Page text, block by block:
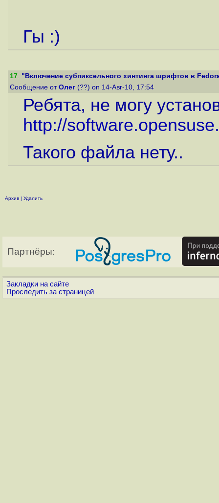
Гы :)
17. "Включение субпиксельного хинтинга шрифтов в
Сообщение от Олег (??) on 14-Авг-10, 17:54
Ребята, не могу
http://
Такого файла нету..
Архив | Удалить
Партнёры:
Закладки на сайте
Проследить за страницей